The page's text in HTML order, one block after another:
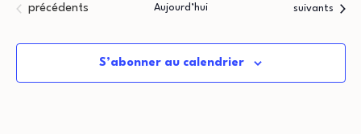
Évènements
précédents Aujourd’hui Évènements
suivants
S’abonner au calendrier